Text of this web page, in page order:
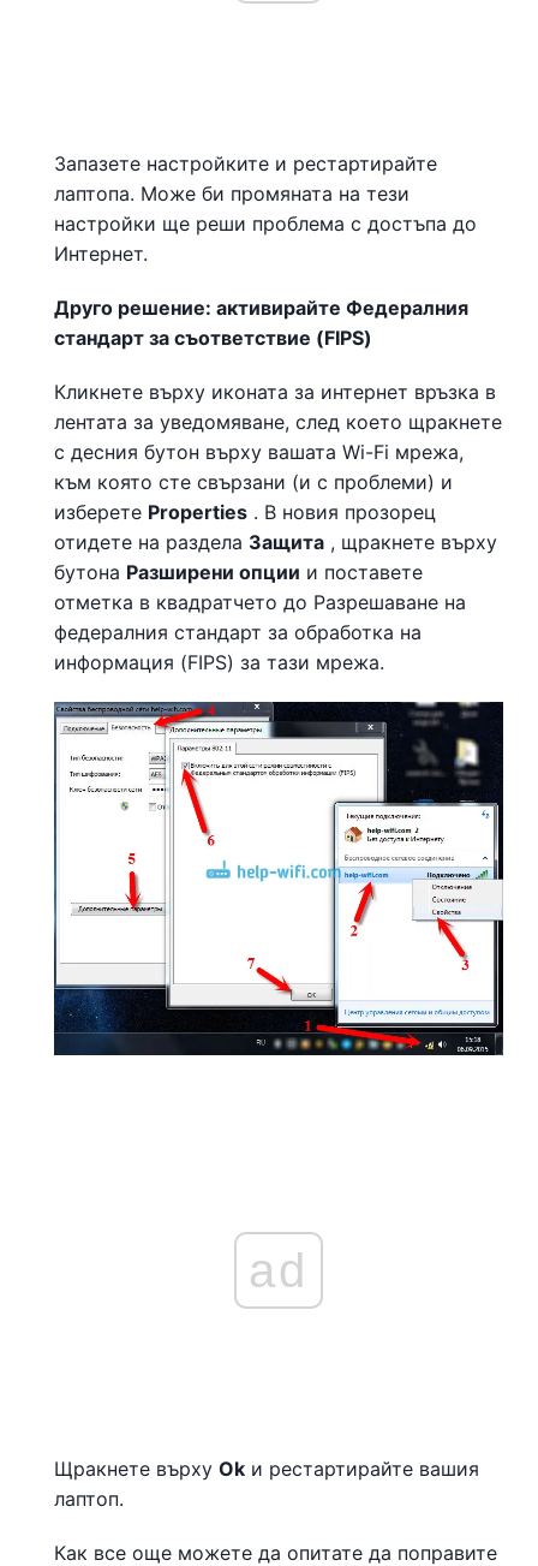
Запазете настройките и рестартирайте
лаптопа. Може би промяната на тези
настройки ще реши проблема с достъпа до
Интернет.
Друго решение: активирайте Федералния
стандарт за съответствие (FIPS)
Кликнете върху иконата за интернет връзка в
лентата за уведомяване, след което щракнете
с десния бутон върху вашата Wi-Fi мрежа,
към която сте свързани (и с проблеми) и
изберете Properties . В новия прозорец
отидете на раздела Защита , щракнете върху
бутона Разширени опции и поставете
отметка в квадратчето до Разрешаване на
федералния стандарт за обработка на
информация (FIPS) за тази мрежа.
ad
Щракнете върху Ok и рестартирайте вашия
лаптоп.
Как все още можете да опитате да поправите